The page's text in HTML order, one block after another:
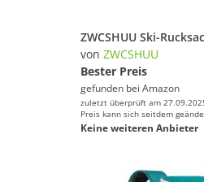
von ZWCSHUU
Bester Preis
gefunden bei Amazon
zuletzt überprüft am
Preis kann sich seitdem
Keine weiteren Anbieter